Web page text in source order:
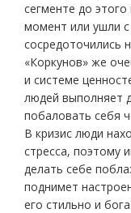
сегменте до
момент или ушли
сосредоточились
«Коркунов» же
и системе
людей выполняет
побаловать себя
В кризис люди
стресса, поэтому
делать себе
поднимет
его стильно и